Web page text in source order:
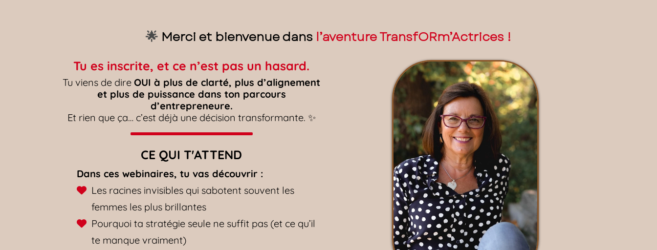
🌟 Merci et bienvenue dans l’aventure TransfORm’Actrices !
Tu es inscrite, et ce n’est pas un hasard.
Tu viens de direOUI à plus de clarté, plus d’alignement
et plus de puissance dans ton parcours
d’entrepreneure.
Et rien que ça… c’est déjà une décision transformante. ✨
CE QUI T'ATTEND
Dans ces webinaires, tu vas découvrir :
Les racines invisibles qui sabotent souvent les
femmes les plus brillantes
Pourquoi ta stratégie seule ne suffit pas (et ce qu’il
te manque vraiment)